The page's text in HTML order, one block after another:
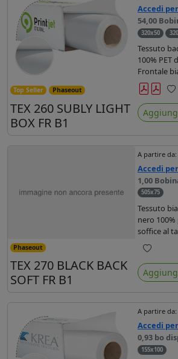
Top Seller Phaseout
TEX 260 SUBLY LIGHT
BOX FR B1
Accedi
54,00
320x50
Tessuto
100% PET
Frontale
stampa a
indiretta,
di
Phaseout
TEX 270 BLACK BACK
SOFT FR B1
A partire da:
Accedi
1,00
505x75
Tessuto
nero
soffice al tatto adatto alla
e latex.
antipiega"
fondali ,
A partire da:
Accedi
0,93 bo
155x100